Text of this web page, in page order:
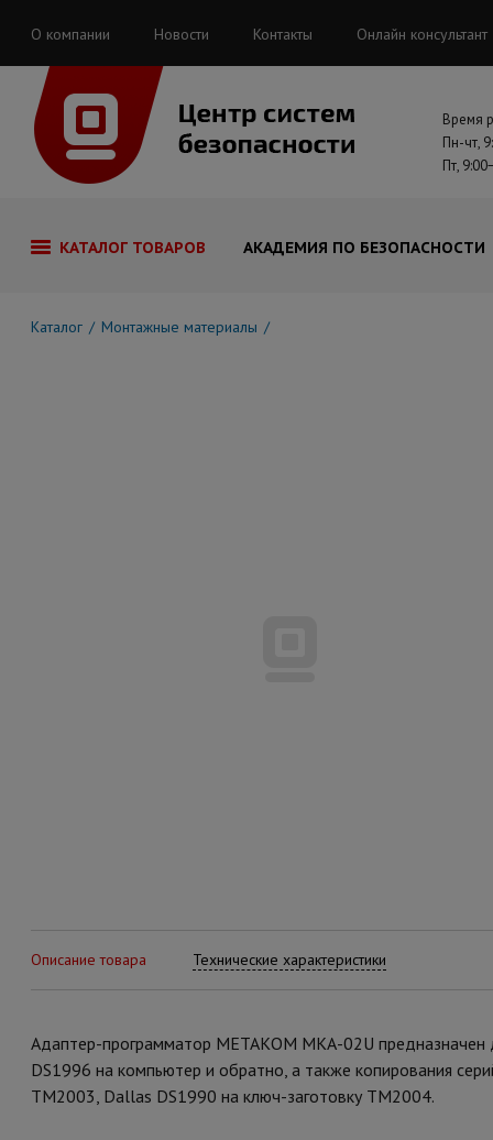
О компании Новости Контакты Онлайн консультант
Время
Пн-чт,
Пт,
КАТАЛОГ ТОВАРОВ АКАДЕМИЯ ПО БЕЗОПАСНОСТИ
Каталог Монтажные материалы
Описание товара Технические характеристики
Адаптер-программатор МЕТАКОМ МКА-02U предназначен
DS1996 на компьютер и обратно, а также копирования
ТМ2003, Dallas DS1990 на ключ-заготовку ТМ2004.